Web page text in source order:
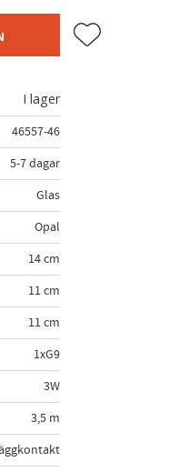
Lägg till i favoriter
I lager
46557-46
5-7 dagar
Glas
Opal
14 cm
11 cm
11 cm
1xG9
3W
3,5 m